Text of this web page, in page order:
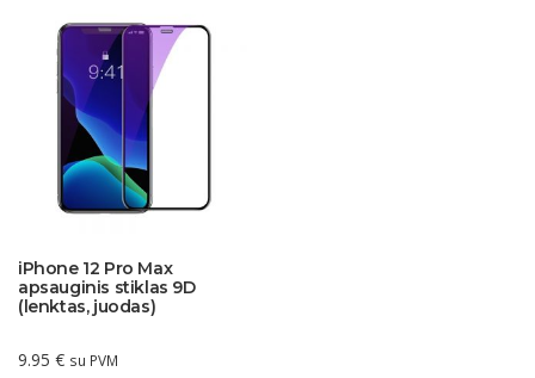
iPhone 12 Pro Max
apsauginis stiklas 9D
(lenktas, juodas)
9.95 € su PVM